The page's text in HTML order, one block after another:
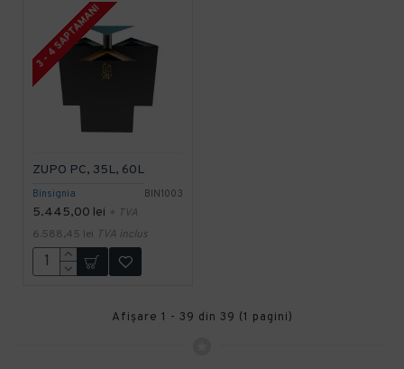
3 - 4 SAPTAMANI
Binsignia BIN1003
ZUPO PC, 35L, 60L
5.445,00 lei + TVA
6.588,45 lei TVA inclus
Afişare 1 - 39 din 39 (1 pagini)